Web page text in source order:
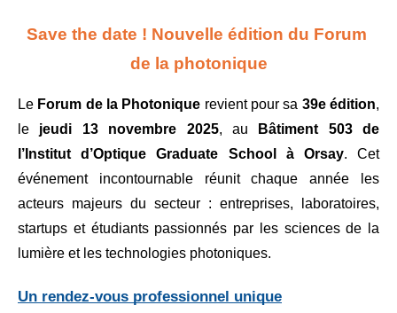
Save the date ! Nouvelle édition du Forum
de la photonique
Le Forum de la Photonique revient pour sa 39e édition,
le jeudi 13 novembre 2025, au
Bâtiment 503 de
l’Institut d’Optique Graduate School à Orsay. Cet
événement incontournable réunit chaque année les
acteurs majeurs du secteur : entreprises, laboratoires,
startups et étudiants passionnés par les sciences de la
lumière et les technologies photoniques.
Un rendez-vous professionnel unique